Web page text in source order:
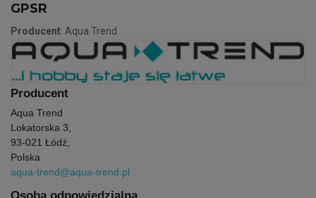
GPSR
Producent: Aqua Trend
Producent
Aqua Trend
Lokatorska 3,
93-021 Łódź,
Polska
aqua-trend@aqua-trend.pl
Osoba odpowiedzialna